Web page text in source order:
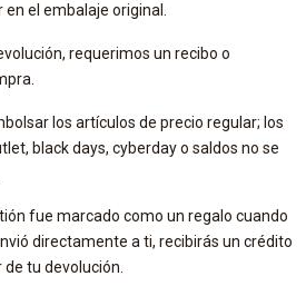
el embalaje original.
requerimos un recibo o
los artículos de precio regular; los
black days, cyberday o saldos no se
fue marcado como un regalo cuando
directamente a ti, recibirás un crédito
de tu devolución.